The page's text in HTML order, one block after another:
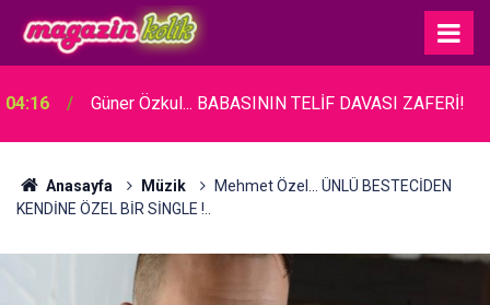
04:16 Güner Özkul... BABASININ TELİF DAVASI ZAFERİ!
Anasayfa Müzik
Mehmet Özel... ÜNLÜ BESTECİDEN
KENDİNE ÖZEL BİR SİNGLE !..